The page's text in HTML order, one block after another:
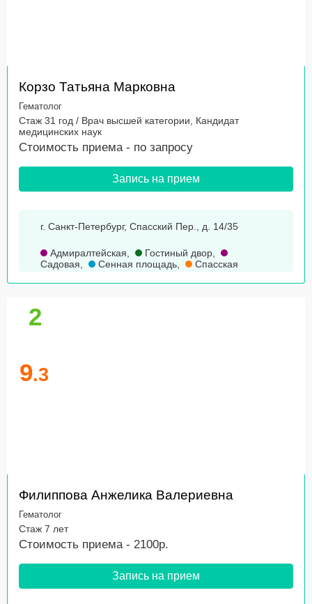
Корзо Татьяна Марковна
Гематолог
Стаж 31 год / Врач высшей категории, Кандидат
медицинских наук
Стоимость приема - по запросу
Запись на прием
г. Санкт-Петербург, Спасский Пер., д. 14/35
Адмиралтейская, Гостиный двор,
Садовая, Сенная площадь, Спасская
2
9.3
Филиппова Анжелика Валериевна
Гематолог
Стаж 7 лет
Стоимость приема - 2100р.
Запись на прием